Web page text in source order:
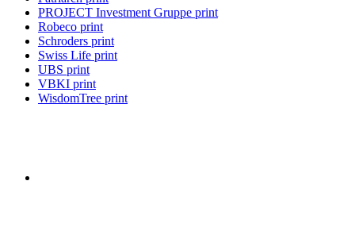
PROJECT Investment Gruppe print
Robeco print
Schroders print
Swiss Life print
UBS print
VBKI print
WisdomTree print